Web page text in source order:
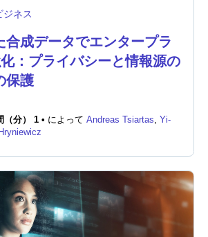
ジネス
合成データでエンタープラ
：プライバシーと情報源の
保護
（分） 1 • によって Andreas Tsiartas, Yi-